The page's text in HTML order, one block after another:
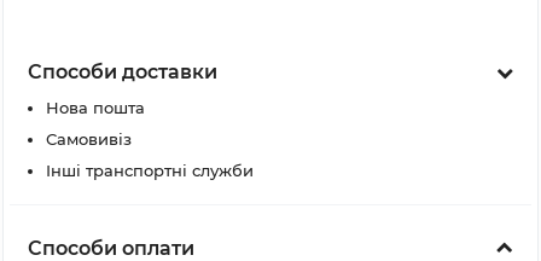
Способи доставки
Нова пошта
Самовивіз
Інші транспортні служби
Способи оплати